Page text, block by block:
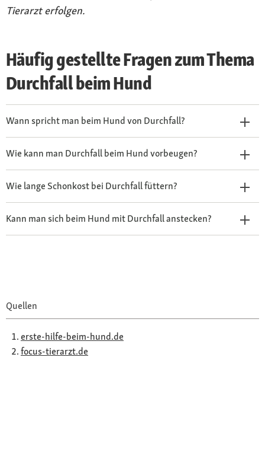
Tierarzt erfolgen.
Häufig gestellte Fragen zum Thema
Durchfall beim Hund
Wann spricht man beim Hund von Durchfall?
Wie kann man Durchfall beim Hund vorbeugen?
Wie lange Schonkost bei Durchfall füttern?
Kann man sich beim Hund mit Durchfall anstecken?
Quellen
erste-hilfe-beim-hund.de
focus-tierarzt.de